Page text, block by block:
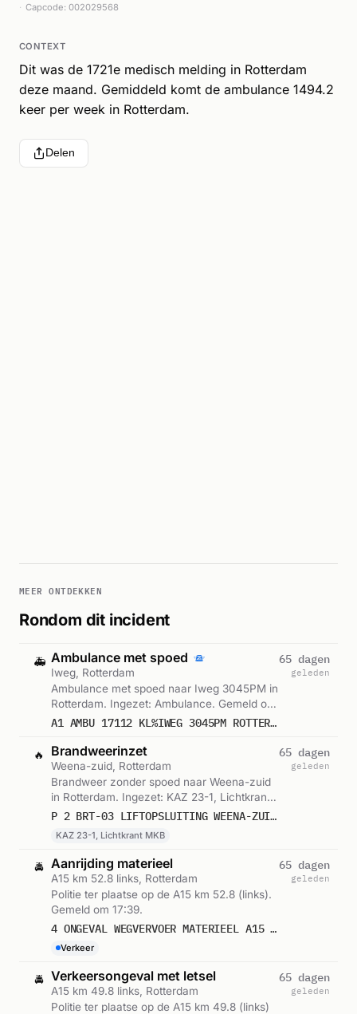
Capcode: 002029568
CONTEXT
Dit was de 1721e medisch melding in Rotterdam
deze maand. Gemiddeld komt de ambulance 1494.2
keer per week in Rotterdam.
Delen
MEER ONTDEKKEN
Rondom dit incident
🚑 Ambulance met spoed
Iweg, Rotterdam
Ambulance met spoed naar Iweg 3045PM in
Rotterdam. Ingezet: Ambulance. Gemeld om
16:57.
A1 AMBU 17112 KL%IWEG 3045PM ROTTERDAM ROTTDM BON 86041
65 dagen
geleden
🔥 Brandweerinzet
Weena-zuid, Rotterdam
Brandweer zonder spoed naar Weena-zuid
in Rotterdam. Ingezet: KAZ 23-1, Lichtkrant
MKB. Gemeld om 17:05.
P 2 BRT-03 LIFTOPSLUITING WEENA-ZUID ROTTERDAM 170631
KAZ 23-1, Lichtkrant MKB
65 dagen
geleden
🚔 Aanrijding materieel
A15 km 52.8 links, Rotterdam
Politie ter plaatse op de A15 km 52.8 (links).
Gemeld om 17:39.
4 ONGEVAL WEGVERVOER MATERIEEL A15 LI 52,8 ROTTERDAM ICNUM 322354
Verkeer
65 dagen
geleden
🚔 Verkeersongeval met letsel
A15 km 49.8 links, Rotterdam
Politie ter plaatse op de A15 km 49.8 (links)
65 dagen
geleden